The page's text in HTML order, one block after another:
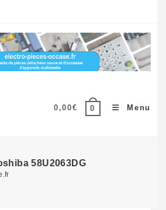
0,00€ 0 Menu
58U2063DG